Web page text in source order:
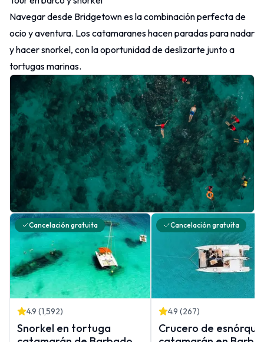
Navegar desde Bridgetown es la combinación perfecta de
ocio y aventura. Los catamaranes hacen paradas para nadar
y hacer snorkel, con la oportunidad de deslizarte junto a
tortugas marinas.
Cancelación gratuita
4.9 (1,592)
Snorkel en tortuga
Cancelación gratuita
4.9 (267)
Crucero de